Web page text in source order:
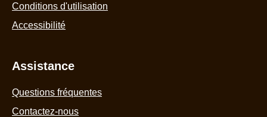
Conditions d'utilisation
Accessibilité
Assistance
Questions fréquentes
Contactez-nous